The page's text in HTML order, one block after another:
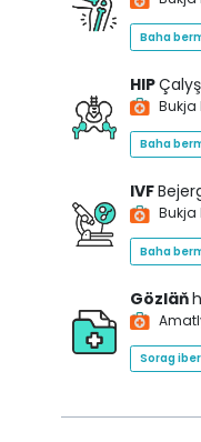
Baha
HIP
Bukja
Baha
IVF
Bukja
Baha
Gözläň
Sorag iber